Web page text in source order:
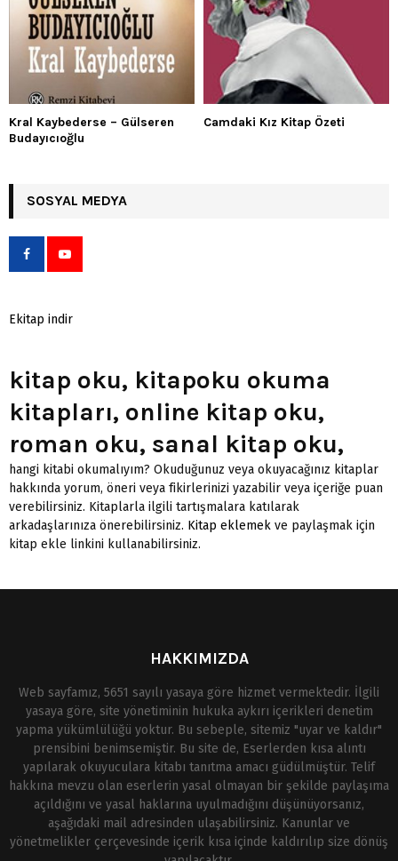
Kral Kaybederse – Gülseren
Budayıcıoğlu
Camdaki Kız Kitap Özeti
SOSYAL MEDYA
Ekitap indir
kitap oku, kitapoku okuma
kitapları, online kitap oku,
roman oku, sanal kitap oku,
hangi kitabi okumalıyım? Okuduğunuz veya okuyacağınız kitaplar
hakkında yorum, öneri veya fikirlerinizi yazabilir veya içeriğe puan
verebilirsiniz. Kitaplarla ilgili tartışmalara katılarak
arkadaşlarınıza önerebilirsiniz. Kitap eklemek ve paylaşmak için
kitap ekle linkini kullanabilirsiniz.
HAKKIMIZDA
Web sayfamız, 5651 sayılı yasaya göre hizmet vermektedir. İlgili
yasaya göre, site yönetiminin hukuka aykırı içerikleri denetim
yapma yükümlülüğü yoktur. Bu sebeple, sitemiz "uyar ve kaldır"
prensibini benimsemiştir. Bu site de, Eserlerden kısa alıntı
yapılarak okuyuculara kitabı tanıtma amacı güdülmüştür. Telif
hakkına mevzu olan eserlerin yasal olmayan bir şekilde paylaşıma
açıldığını ve yasal haklarına uyulmadığını düşünüyorsanız,
aşağıdaki mail adresinden ulaşabilirsiniz. Kanunlar ve
yönetmelikler çerçevesinde içerik kısa içinde kaldırılıp size dönüş